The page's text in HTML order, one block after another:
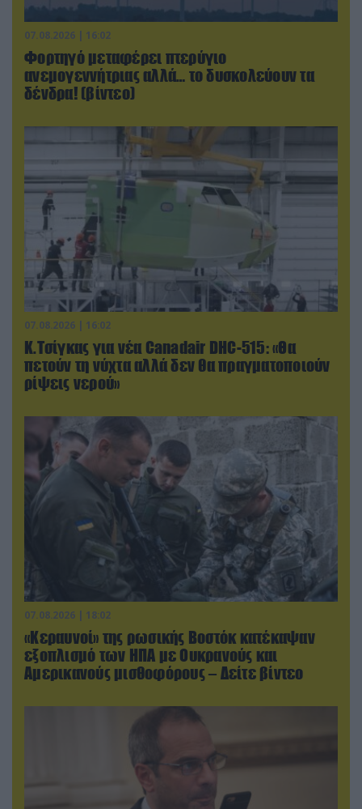
07.08.2026 | 16:02
Φορτηγό μεταφέρει πτερύγιο
ανεμογεννήτριας αλλά… το δυσκολεύουν τα
δένδρα! (βίντεο)
07.08.2026 | 16:02
Κ.Τσίγκας για νέα Canadair DHC-515: «Θα
πετούν τη νύχτα αλλά δεν θα πραγματοποιούν
ρίψεις νερού»
07.08.2026 | 18:02
«Κεραυνοί» της ρωσικής Βοστόκ κατέκαψαν
εξοπλισμό των ΗΠΑ με Ουκρανούς και
Αμερικανούς μισθοφόρους – Δείτε βίντεο